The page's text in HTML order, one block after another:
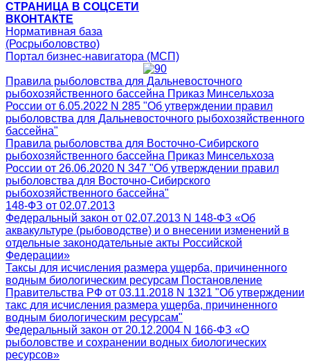
СТРАНИЦА В СОЦСЕТИ
ВКОНТАКТЕ
Нормативная база
(Росрыболовство)
Портал бизнес-навигатора (МСП)
Правила рыболовства для Дальневосточного
рыбохозяйственного бассейна Приказ Минсельхоза
России от 6.05.2022 N 285 "Об утверждении правил
рыболовства для Дальневосточного рыбохозяйственного
бассейна"
Правила рыболовства для Восточно-Сибирского
рыбохозяйственного бассейна Приказ Минсельхоза
России от 26.06.2020 N 347 "Об утверждении правил
рыболовства для Восточно-Сибирского
рыбохозяйственного бассейна"
148-ФЗ от 02.07.2013
Федеральный закон от 02.07.2013 N 148-ФЗ «Об
аквакультуре (рыбоводстве) и о внесении изменений в
отдельные законодательные акты Российской
Федерации»
Таксы для исчисления размера ущерба, причиненного
водным биологическим ресурсам Постановление
Правительства РФ от 03.11.2018 N 1321 "Об утверждении
такс для исчисления размера ущерба, причиненного
водным биологическим ресурсам"
Федеральный закон от 20.12.2004 N 166-ФЗ «О
рыболовстве и сохранении водных биологических
ресурсов»